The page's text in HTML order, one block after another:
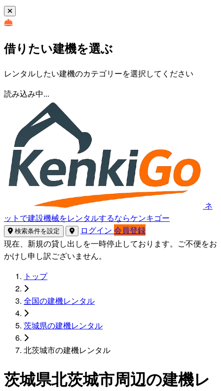
借りたい建機を選ぶ
レンタルしたい建機のカテゴリーを選択してください
読み込み中...
ネ
ットで建設機械をレンタルするならケンキゴー
検索条件を設定 ログイン 会員登録
現在、新規の貸し出しを一時停止しております。ご不便をお
かけし申し訳ございません。
トップ
全国の建機レンタル
茨城県の建機レンタル
北茨城市の建機レンタル
茨城県北茨城市周辺の建機レ